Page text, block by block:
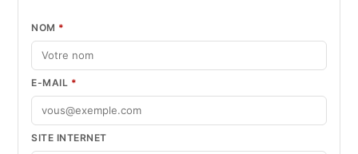
NOM *
E-MAIL *
SITE INTERNET